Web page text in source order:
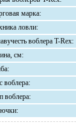
марка:
ловли:
воблера T-Reх:
см:
воблера:
воблера: